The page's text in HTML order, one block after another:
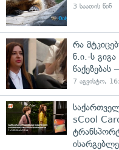
3 საათის წინ
რა
ნ.ი.-ს
7 აგვისტო,
sCool